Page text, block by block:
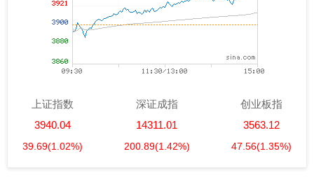
上证指数
3940.04
39.69(1.02%)
深证成指
14311.01
200.89(1.42%)
创业板指
3563.12
47.56(1.35%)